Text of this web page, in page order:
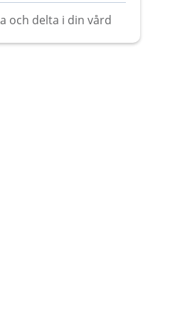
och delta i din vård